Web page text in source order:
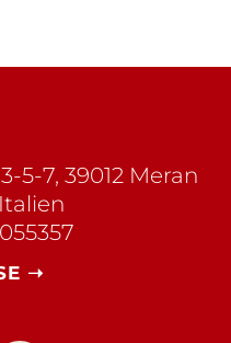
5-7, 39012 Meran
➝